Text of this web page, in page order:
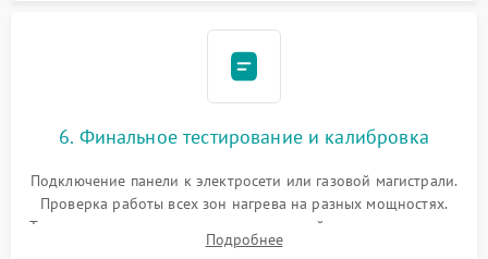
6. Финальное тестирование и калибровка
Подключение панели к электросети или газовой магистрали.
Проверка работы всех зон нагрева на разных мощностях.
Тестирование сенсорного управления, таймера, индикаторов
остаточного тепла и систем защиты от перегрева.
Подробнее